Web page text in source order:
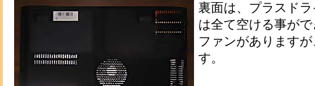
裏面は、プラスド
は全て空ける事が
ファンがあります
す。